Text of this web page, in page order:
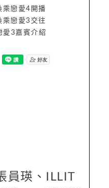
乘戀愛4開播
乘戀愛3交往
愛3嘉賓介紹
員瑛、ILLIT